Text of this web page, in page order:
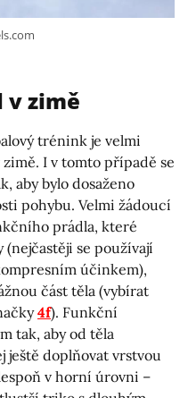
v zimě
trénink je velmi
I v tomto případě se
aby bylo dosaženo
pohybu. Velmi žádoucí
prádla, které
se používají
účinkem),
část těla (vybírat
4f). Funkční
tak, aby od těla
ještě doplňovat vrstvou
v horní úrovni –